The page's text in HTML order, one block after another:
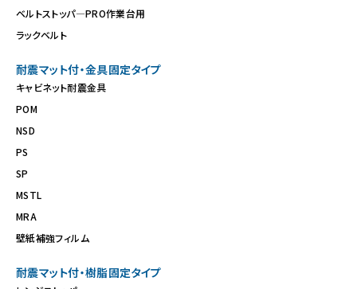
ベルトストッパ―PRO作業台用
ラックベルト
耐震マット付・金具固定タイプ
キャビネット耐震金具
POM
NSD
PS
SP
MSTL
MRA
壁紙補強フィルム
耐震マット付・樹脂固定タイプ